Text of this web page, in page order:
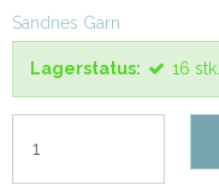
Sandnes Garn
Lagerstatus: 16 stk.